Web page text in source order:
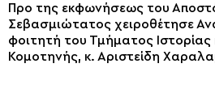
Προ της εκφωνήσεως του
Σεβασμιώτατος χειροθέτησε
φοιτητή του Τμήματος Ιστορίας
Κομοτηνής, κ. Αριστείδη